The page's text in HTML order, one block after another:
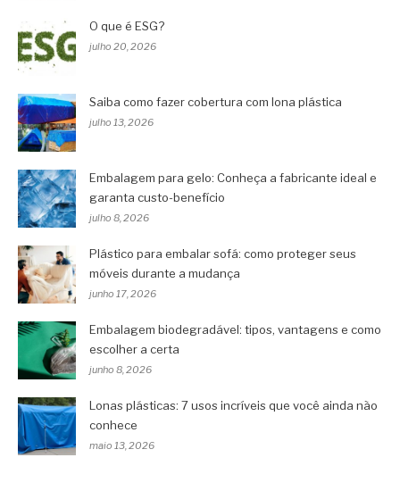
O que é ESG?
julho 20, 2026
Saiba como fazer cobertura com lona plástica
julho 13, 2026
Embalagem para gelo: Conheça a fabricante ideal e
garanta custo-benefício
julho 8, 2026
Plástico para embalar sofá: como proteger seus
móveis durante a mudança
junho 17, 2026
Embalagem biodegradável: tipos, vantagens e como
escolher a certa
junho 8, 2026
Lonas plásticas: 7 usos incríveis que você ainda não
conhece
maio 13, 2026